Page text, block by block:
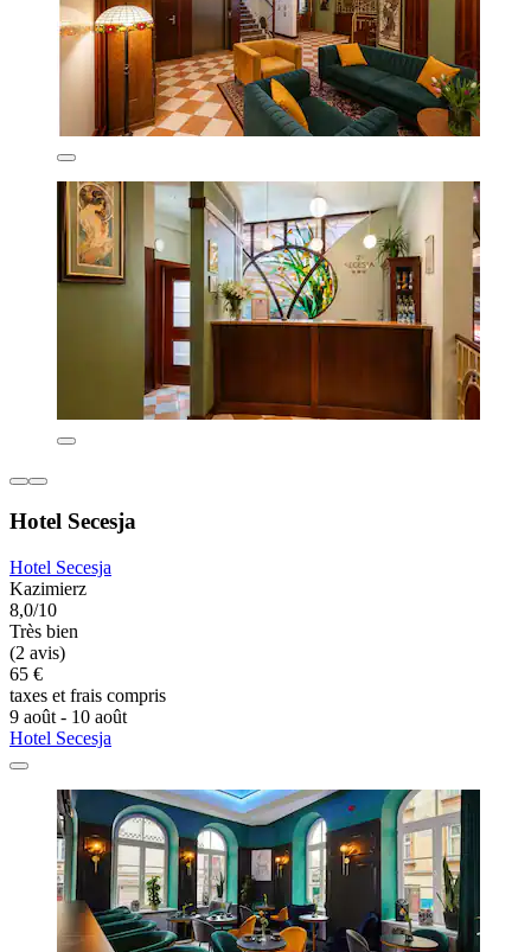
Hotel Secesja
Hotel Secesja
Kazimierz
8,0/10
Très bien
(2 avis)
65 €
taxes et frais compris
9 août - 10 août
Hotel Secesja